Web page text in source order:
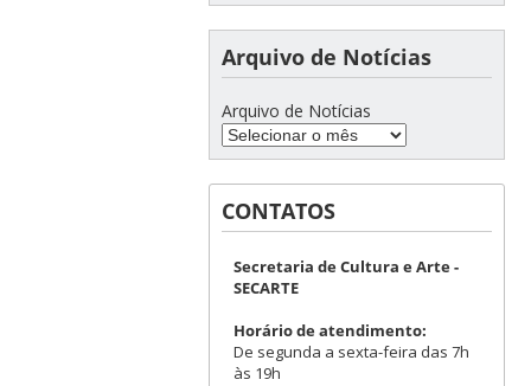
Arquivo de Notícias
Arquivo de Notícias
CONTATOS
Secretaria de Cultura e Arte -
SECARTE
Horário de atendimento:
De segunda a sexta-feira das 7h
às 19h